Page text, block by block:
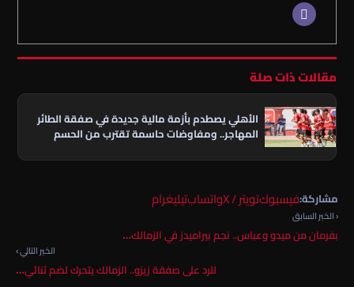
مقالات ذات صلة
الأهلي يصطدم بأزمة مالية جديدة في صفقة الطائر
المهاجر.. ومفاوضات حاسمة تقترب من الحسم
مشاركة:فيسبوكتويتر / X واتسابتيليغرام
‹ الخبر السابق
بفرمان من ميدو وعباس.. نجم بيراميدز في الزمالك…
الخبر التالي ›
للرد على صفقة زيزو.. الزمالك يتحرك لضم ثنائي…